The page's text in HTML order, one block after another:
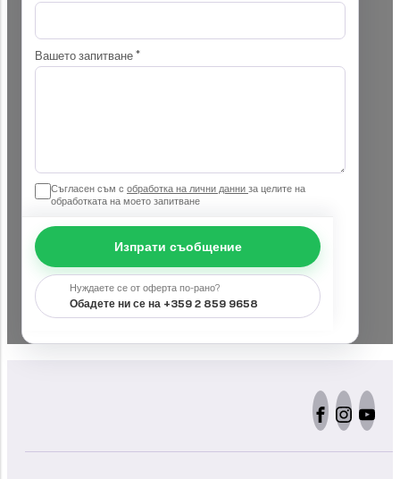
Вашето запитване*
Съгласен съм с обработка на лични данни за целите на
обработката на моето запитване
Изпрати съобщение
Нуждаете се от оферта по-рано?
Обадете ни се на +359 2 859 9658